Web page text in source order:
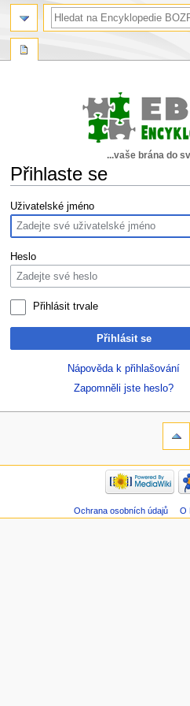
...vaše brána do
Přihlaste se
Skočit
na
navigaci
Skočit
na
vyhledávání
Uživatelské jméno
Heslo
Přihlásit trvale
Přihlásit se
Nápověda k přihlašování
Zapomněli jste heslo?
Ochrana osobních údajů O